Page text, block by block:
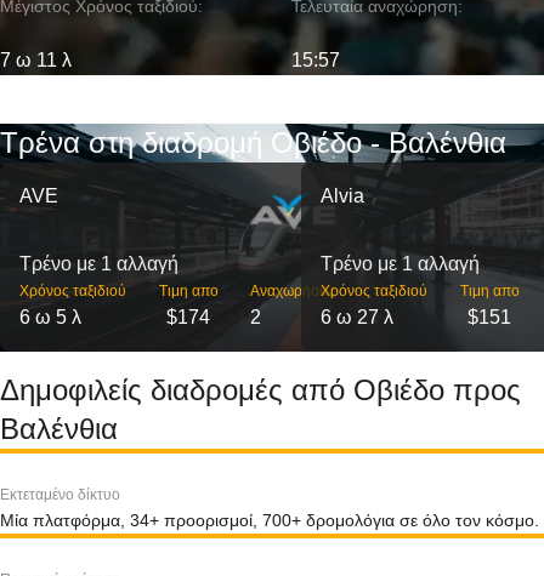
Μέγιστος Χρόνος ταξιδιού:
7 ω 11 λ
Τελευταία αναχώρηση:
15:57
Τρένα στη διαδρομή Οβιέδο - Βαλένθια
AVE
Τρένο με 1 αλλαγή
Χρόνος ταξιδιού
6 ω 5 λ
Τιμη απο
$174
Αναχωρήσεις
2
Alvia
Τρένο με 1 αλλαγή
Χρόνος ταξιδιού
6 ω 27 λ
Τιμη απο
$151
Δημοφιλείς διαδρομές από Οβιέδο προς
Βαλένθια
Εκτεταμένο δίκτυο
Μία πλατφόρμα, 34+ προορισμοί, 700+ δρομολόγια σε όλο τον κόσμο.